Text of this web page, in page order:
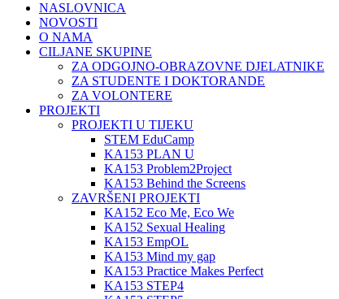
NASLOVNICA
NOVOSTI
O NAMA
CILJANE SKUPINE
ZA ODGOJNO-OBRAZOVNE DJELATNIKE
ZA STUDENTE I DOKTORANDE
ZA VOLONTERE
PROJEKTI
PROJEKTI U TIJEKU
STEM EduCamp
KA153 PLAN U
KA153 Problem2Project
KA153 Behind the Screens
ZAVRŠENI PROJEKTI
KA152 Eco Me, Eco We
KA152 Sexual Healing
KA153 EmpOL
KA153 Mind my gap
KA153 Practice Makes Perfect
KA153 STEP4